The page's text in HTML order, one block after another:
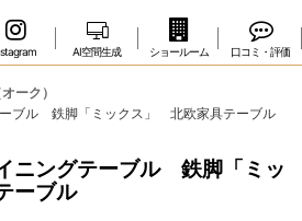
AI空間生成 ショールーム 口コミ・評価
ーク）
ブル 鉄脚「ミックス」 北欧家具テーブル
ニングテーブル 鉄脚「ミッ
ーブル